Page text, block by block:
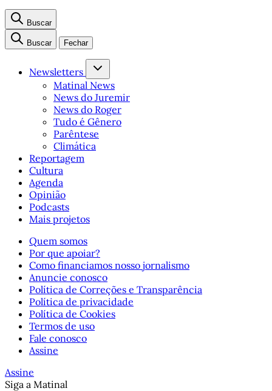
Buscar
Buscar Fechar
Newsletters
Matinal News
News do Juremir
News do Roger
Tudo é Gênero
Parêntese
Climática
Reportagem
Cultura
Agenda
Opinião
Podcasts
Mais projetos
Quem somos
Por que apoiar?
Como financiamos nosso jornalismo
Anuncie conosco
Política de Correções e Transparência
Política de privacidade
Política de Cookies
Termos de uso
Fale conosco
Assine
Assine
Siga a Matinal